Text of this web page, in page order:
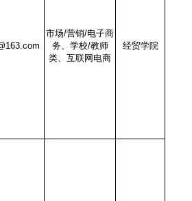
市场/营销/电子商
务、学校/教师
类、互联网电商
经贸学院